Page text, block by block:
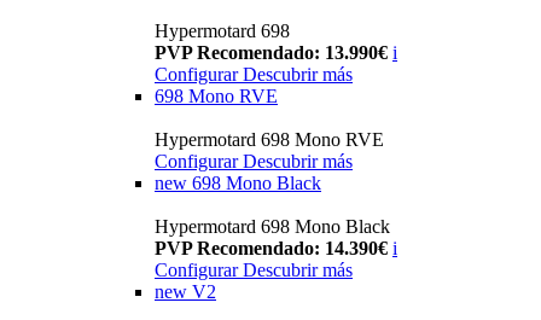
Hypermotard 698
PVP Recomendado: 13.990€ i
ConfigurarDescubrir más
698 Mono RVE
Hypermotard 698 Mono RVE
Configurar Descubrir más
new 698 Mono Black
Hypermotard 698 Mono Black
PVP Recomendado: 14.390€ i
Configurar Descubrir más
new V2